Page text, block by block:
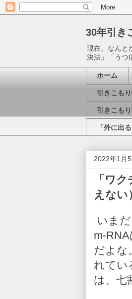
30年引き
現在、なんと
決法」「うつ
ホーム
引きこも
引きこも
「外に出
2022年1月
「ワ
えない
いま
m-
だよな
れてい
は、七